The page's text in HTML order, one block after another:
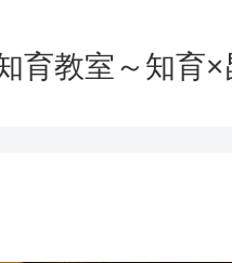
育教室～知育